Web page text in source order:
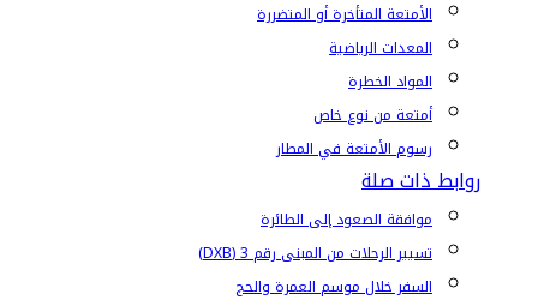
الأمتعة المتأخرة أو المتضررة
المعدات الرياضية
المواد الخطرة
أمتعة من نوع خاص
رسوم الأمتعة في المطار
روابط ذات صلة
موافقة الصعود إلى الطائرة
تسيير الرحلات من المبنى رقم 3 (DXB)
السفر خلال موسم العمرة والحج